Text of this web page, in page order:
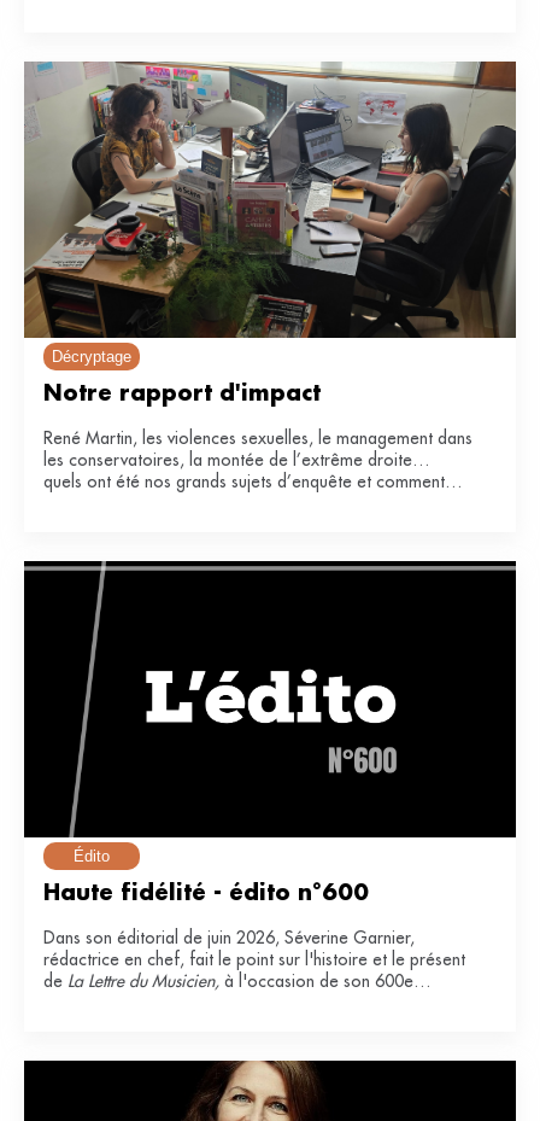
Décryptage
Notre rapport d'impact
René Martin, les violences sexuelles, le management dans
les conservatoires, la montée de l’extrême droite…
quels ont été nos grands sujets d’enquête et comment
Édito
Haute fidélité - édito n°600
Dans son éditorial de juin 2026, Séverine Garnier,
rédactrice en chef, fait le point sur l'histoire et le présent
de La Lettre du Musicien, à l'occasion de son 600e